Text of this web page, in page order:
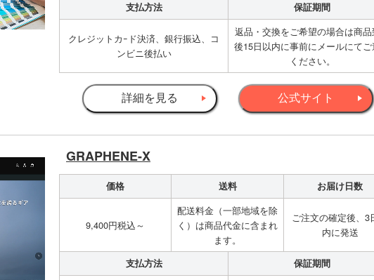
支払方法 保証期間
クレジットカｰド決済、銀行振込、コ
ンビニ後払い
返品・交換をご希望の場合は商
後15日以内に事前にメールにて
ください。
詳細を見る 公式サイト
GRAPHENE-X
価格 送料 お届け日数
9,400円税込～
配送料金（一部地域を除
く）は商品代金に含まれ
ます。
ご注文の確定後、3
内に発送
支払方法 保証期間